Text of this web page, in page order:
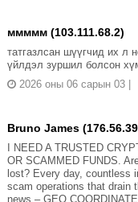
ммммм (103.111.68.2)
татгазлсан шүүгчид их л
үйлдэл зуршил болсон
2026 оны 06 сарын 03
Bruno James
I NEED A TRUSTED
OR SCAMMED FUNDS.
lost? Every day, countless
scam operations that drain
news – GEO